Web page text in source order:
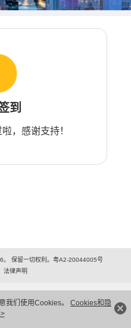
我们使用Cookies。 Cookies和隐
到
，感谢支持！
。 保留一切权利。粤A2-20044005号
法律声明